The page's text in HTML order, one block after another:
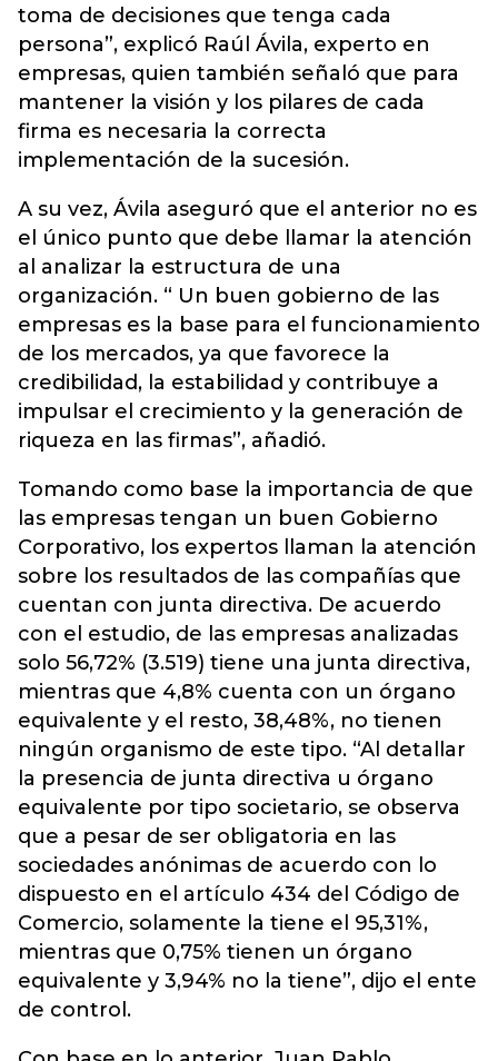
toma de decisiones que tenga cada
persona”, explicó Raúl Ávila, experto en
empresas, quien también señaló que para
mantener la visión y los pilares de cada
firma es necesaria la correcta
implementación de la sucesión.
A su vez, Ávila aseguró que el anterior no es
el único punto que debe llamar la atención
al analizar la estructura de una
organización. “ Un buen gobierno de las
empresas es la base para el funcionamiento
de los mercados, ya que favorece la
credibilidad, la estabilidad y contribuye a
impulsar el crecimiento y la generación de
riqueza en las firmas”, añadió.
Tomando como base la importancia de que
las empresas tengan un buen Gobierno
Corporativo, los expertos llaman la atención
sobre los resultados de las compañías que
cuentan con junta directiva. De acuerdo
con el estudio, de las empresas analizadas
solo 56,72% (3.519) tiene una junta directiva,
mientras que 4,8% cuenta con un órgano
equivalente y el resto, 38,48%, no tienen
ningún organismo de este tipo. “Al detallar
la presencia de junta directiva u órgano
equivalente por tipo societario, se observa
que a pesar de ser obligatoria en las
sociedades anónimas de acuerdo con lo
dispuesto en el artículo 434 del Código de
Comercio, solamente la tiene el 95,31%,
mientras que 0,75% tienen un órgano
equivalente y 3,94% no la tiene”, dijo el ente
de control.